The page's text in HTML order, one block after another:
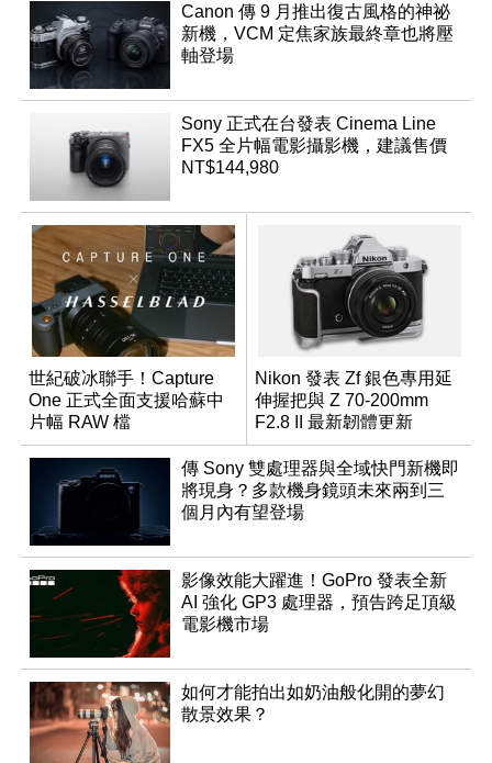
Canon 傳 9 月推出復古風格的神祕
新機，VCM 定焦家族最終章也將壓
軸登場
Sony 正式在台發表 Cinema Line
FX5 全片幅電影攝影機，建議售價
NT$144,980
世紀破冰聯手！Capture
One 正式全面支援哈蘇中
片幅 RAW 檔
Nikon 發表 Zf 銀色專用延
伸握把與 Z 70-200mm
F2.8 II 最新韌體更新
傳 Sony 雙處理器與全域快門新機即
將現身？多款機身鏡頭未來兩到三
個月內有望登場
影像效能大躍進！GoPro 發表全新
AI 強化 GP3 處理器，預告跨足頂級
電影機市場
如何才能拍出如奶油般化開的夢幻
散景效果？